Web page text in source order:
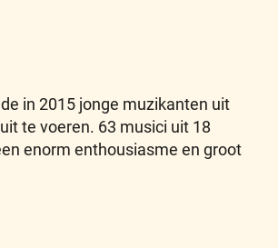
in 2015 jonge muzikanten uit
te voeren. 63 musici uit 18
enorm enthousiasme en groot